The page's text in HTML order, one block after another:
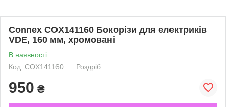
Connex COX141160 Бокорізи для електриків
VDE, 160 мм, хромовані
В наявності
Код: COX141160
Роздріб
950 ₴